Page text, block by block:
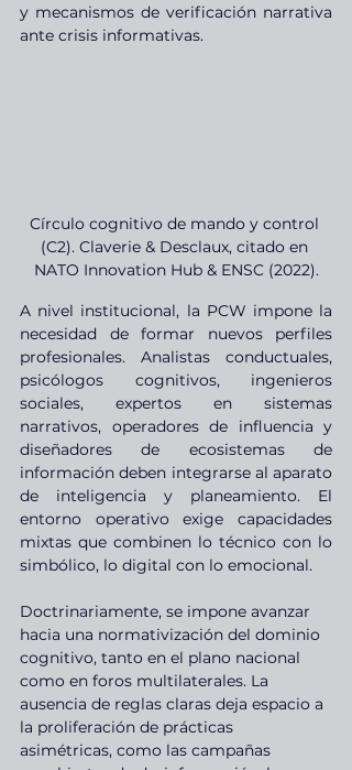
y mecanismos de verificación narrativa
ante crisis informativas.
Círculo cognitivo de mando y control
(C2). Claverie & Desclaux, citado en
NATO Innovation Hub & ENSC (2022).
A nivel institucional, la PCW impone la
necesidad de formar nuevos perfiles
profesionales. Analistas conductuales,
psicólogos cognitivos, ingenieros
sociales, expertos en sistemas
narrativos, operadores de influencia y
diseñadores de ecosistemas de
información deben integrarse al aparato
de inteligencia y planeamiento. El
entorno operativo exige capacidades
mixtas que combinen lo técnico con lo
simbólico, lo digital con lo emocional.
Doctrinariamente, se impone avanzar
hacia una normativización del dominio
cognitivo, tanto en el plano nacional
como en foros multilaterales. La
ausencia de reglas claras deja espacio a
la proliferación de prácticas
asimétricas, como las campañas